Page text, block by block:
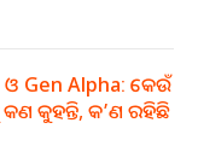
ଓ Gen Alpha: କେଉଁ
କୁହନ୍ତି, କ’ଣ ରହିଛି